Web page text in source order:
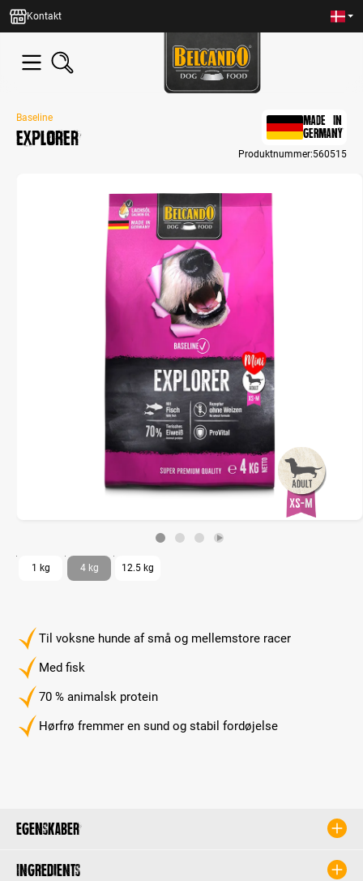
content
Kontakt
Baseline
Explorer
MADE IN
GERMANY
Produktnummer:560515
Til voksne hunde af små og mellemstore racer
Med fisk
70 % animalsk protein
Hørfrø fremmer en sund og stabil fordøjelse
1 kg 4 kg 12.5 kg
Egenskaber
Ingredients